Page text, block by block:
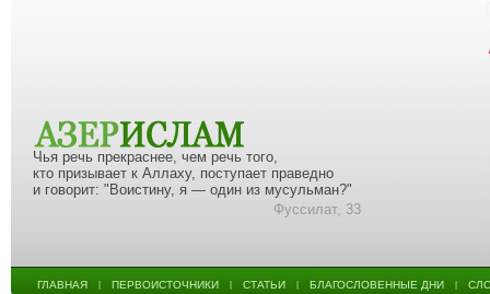
Чья речь прекраснее, чем речь того,
кто призывает к Аллаху, поступает праведно
и говорит: "Воистину, я — один из мусульман?"
Фуссилат, 33
ГЛАВНАЯ ПЕРВОИСТОЧНИКИ СТАТЬИ БЛАГОСЛОВЕННЫЕ ДНИ